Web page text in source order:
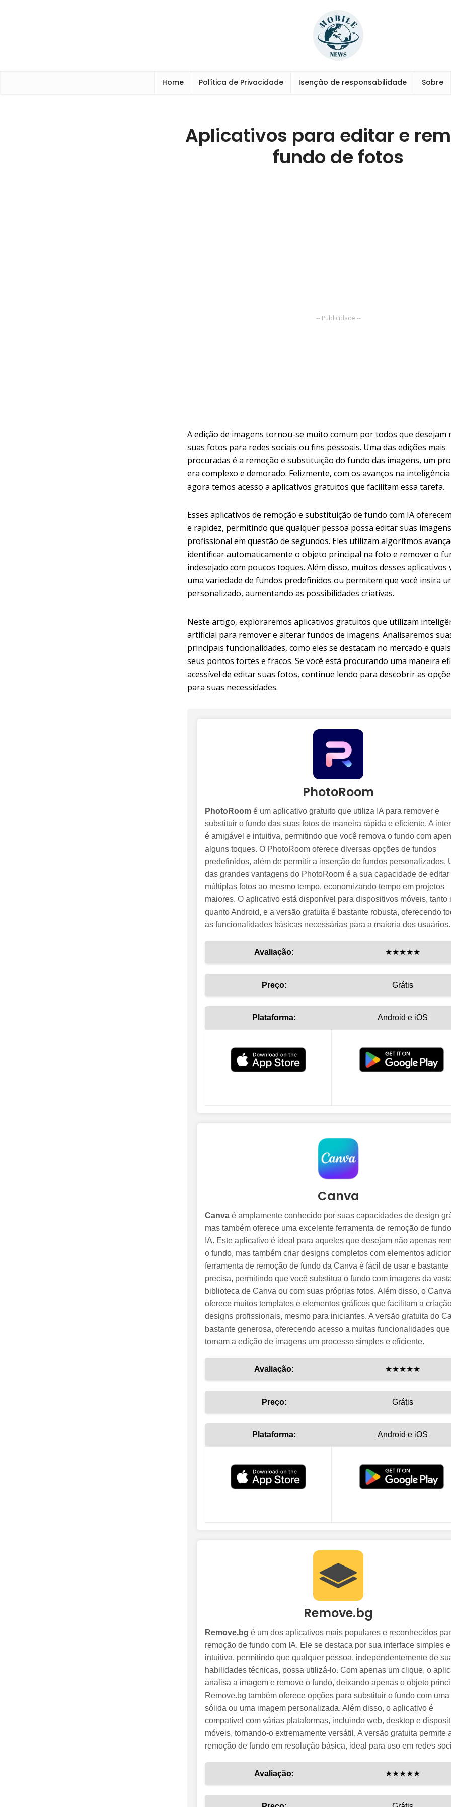
Home Política de Privacidade Isenção de responsabilidade Sobre
Aplicativos para editar e
fundo de fotos
-- Publicidade --
A edição de imagens tornou-se muito comum por todos que desejam
suas fotos para redes sociais ou fins pessoais. Uma das edições mais
procuradas é a remoção e substituição do fundo das imagens, um
era complexo e demorado. Felizmente, com os avanços na
agora temos acesso a aplicativos gratuitos que facilitam essa tarefa.
Esses aplicativos de remoção e substituição de fundo com IA
e rapidez, permitindo que qualquer pessoa possa editar suas
profissional em questão de segundos. Eles utilizam algoritmos
identificar automaticamente o objeto principal na foto e remover o
indesejado com poucos toques. Além disso, muitos desses aplicativos
uma variedade de fundos predefinidos ou permitem que você insira
personalizado, aumentando as possibilidades criativas.
Neste artigo, exploraremos aplicativos gratuitos que utilizam
artificial para remover e alterar fundos de imagens. Analisaremos
principais funcionalidades, como eles se destacam no mercado e
seus pontos fortes e fracos. Se você está procurando uma maneira
acessível de editar suas fotos, continue lendo para descobrir as
para suas necessidades.
PhotoRoom
PhotoRoom é um aplicativo gratuito que utiliza IA para remover e
substituir o fundo das suas fotos de maneira rápida e eficiente. A
é amigável e intuitiva, permitindo que você remova o fundo com
alguns toques. O PhotoRoom oferece diversas opções de fundos
predefinidos, além de permitir a inserção de fundos personalizados.
das grandes vantagens do PhotoRoom é a sua capacidade de editar
múltiplas fotos ao mesmo tempo, economizando tempo em projetos
maiores. O aplicativo está disponível para dispositivos móveis, tanto
quanto Android, e a versão gratuita é bastante robusta, oferecendo
as funcionalidades básicas necessárias para a maioria dos usuários.
Avaliação: ★★★★★
Preço: Grátis
Plataforma: Android e iOS
Canva
Canva é amplamente conhecido por suas capacidades de design
mas também oferece uma excelente ferramenta de remoção de
IA. Este aplicativo é ideal para aqueles que desejam não apenas
o fundo, mas também criar designs completos com elementos
ferramenta de remoção de fundo da Canva é fácil de usar e bastante
precisa, permitindo que você substitua o fundo com imagens da
biblioteca de Canva ou com suas próprias fotos. Além disso, o Canva
oferece muitos templates e elementos gráficos que facilitam a
designs profissionais, mesmo para iniciantes. A versão gratuita do
bastante generosa, oferecendo acesso a muitas funcionalidades que
tornam a edição de imagens um processo simples e eficiente.
Avaliação: ★★★★★
Preço: Grátis
Plataforma: Android e iOS
Remove.bg
Remove.bg é um dos aplicativos mais populares e reconhecidos
remoção de fundo com IA. Ele se destaca por sua interface simples e
intuitiva, permitindo que qualquer pessoa, independentemente de
habilidades técnicas, possa utilizá-lo. Com apenas um clique, o
analisa a imagem e remove o fundo, deixando apenas o objeto
Remove.bg também oferece opções para substituir o fundo com uma
sólida ou uma imagem personalizada. Além disso, o aplicativo é
compatível com várias plataformas, incluindo web, desktop e
móveis, tornando-o extremamente versátil. A versão gratuita permite
remoção de fundo em resolução básica, ideal para uso em redes
Avaliação: ★★★★★